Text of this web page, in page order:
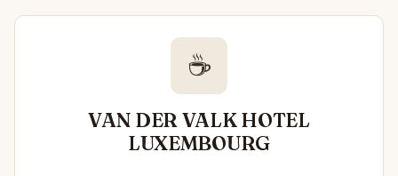
☕
VAN DER VALK HOTEL
LUXEMBOURG